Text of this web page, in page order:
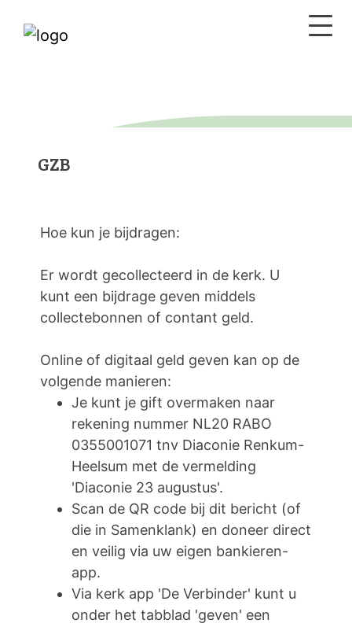
GZB
Hoe kun je bijdragen:
Er wordt gecollecteerd in de kerk. U
kunt een bijdrage geven middels
collectebonnen of contant geld.
Online of digitaal geld geven kan op de
volgende manieren:
Je kunt je gift overmaken naar
rekening nummer NL20 RABO
0355001071 tnv Diaconie Renkum-
Heelsum met de vermelding
'Diaconie 23 augustus'.
Scan de QR code bij dit bericht (of
die in Samenklank) en doneer direct
en veilig via uw eigen bankieren-
app.
Via kerk app 'De Verbinder' kunt u
onder het tabblad 'geven' een